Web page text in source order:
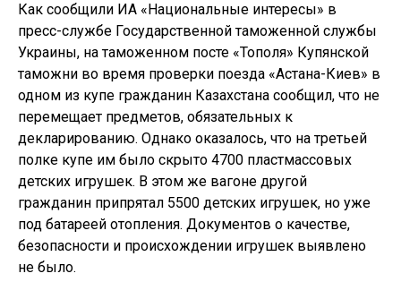
Как сообщили ИА «Национальные интересы» в
пресс-службе Государственной таможенной службы
Украины, на таможенном посте «Тополя» Купянской
таможни во время проверки поезда «Астана-Киев» в
одном из купе гражданин Казахстана сообщил, что не
перемещает предметов, обязательных к
декларированию. Однако оказалось, что на третьей
полке купе им было скрыто 4700 пластмассовых
детских игрушек. В этом же вагоне другой
гражданин припрятал 5500 детских игрушек, но уже
под батареей отопления. Документов о качестве,
безопасности и происхождении игрушек выявлено
не было.